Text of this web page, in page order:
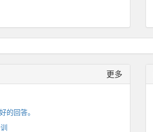
更多
的回答。